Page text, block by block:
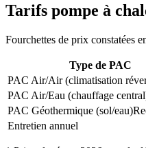
Tarifs pompe à
Fourchettes de prix constatées
Type de PAC
PAC Air/Air (climatisation
PAC Air/Eau (chauffage
PAC Géothermique (sol/eau)
Entretien annuel